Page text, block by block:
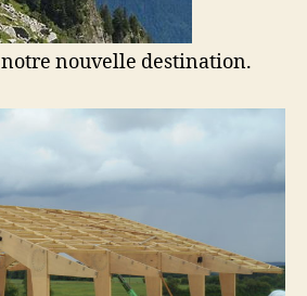
notre nouvelle destination.